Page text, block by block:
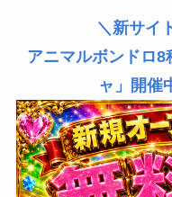
＼新サイ
アニマルボンドロ
ャ」開催